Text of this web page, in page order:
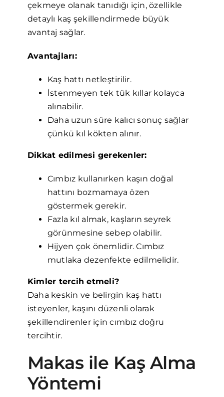
çekmeye olanak tanıdığı için, özellikle
detaylı kaş şekillendirmede büyük
avantaj sağlar.
Avantajları:
Kaş hattı netleştirilir.
İstenmeyen tek tük kıllar kolayca
alınabilir.
Daha uzun süre kalıcı sonuç sağlar
çünkü kıl kökten alınır.
Dikkat edilmesi gerekenler:
Cımbız kullanırken kaşın doğal
hattını bozmamaya özen
göstermek gerekir.
Fazla kıl almak, kaşların seyrek
görünmesine sebep olabilir.
Hijyen çok önemlidir. Cımbız
mutlaka dezenfekte edilmelidir.
Kimler tercih etmeli?
Daha keskin ve belirgin kaş hattı
isteyenler, kaşını düzenli olarak
şekillendirenler için cımbız doğru
tercihtir.
Makas ile Kaş Alma
Yöntemi